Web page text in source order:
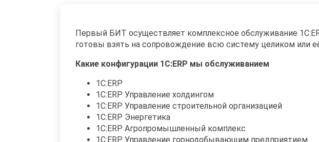
Первый БИТ осуществляет комплексное обслуживание
готовы взять на сопровождение всю систему целиком или
Какие конфигурации 1С:ERP мы обслуживанием
1С:ERP
1С:ERP Управление холдингом
1С:ERP Управление строительной организацией
1C:ERP Энергетика
1С:ERP Агропромышленный комплекс
1С:ERP Управление горнодобывающим предприятием